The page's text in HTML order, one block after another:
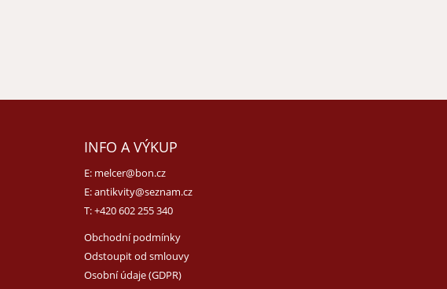
INFO A VÝKUP
E: melcer@bon.cz
E:antikvity@seznam.cz
T:+420 602 255 340
Obchodní podmínky
Odstoupit od smlouvy
Osobní údaje (GDPR)